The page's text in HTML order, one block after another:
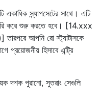
স্ন্যাপসেটের সাথে। এটি
করে শুরু করতে হবে। [14.xxx
আপনি রো স্ট্যাটাসকে
হিসাবে এন্ট্রি
দশক পুরানো, সুতরাং সেগুলি